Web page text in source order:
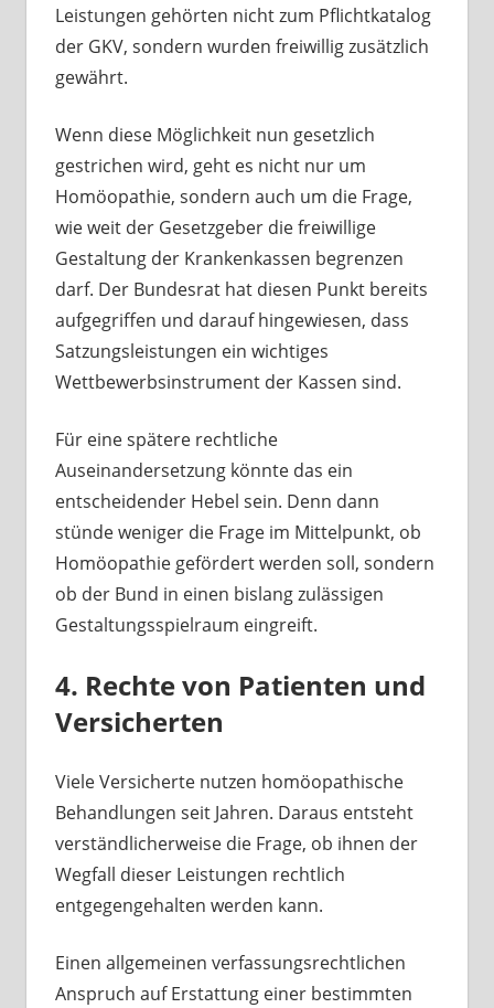
Leistungen gehörten nicht zum Pflichtkatalog
der GKV, sondern wurden freiwillig zusätzlich
gewährt.
Wenn diese Möglichkeit nun gesetzlich
gestrichen wird, geht es nicht nur um
Homöopathie, sondern auch um die Frage,
wie weit der Gesetzgeber die freiwillige
Gestaltung der Krankenkassen begrenzen
darf. Der Bundesrat hat diesen Punkt bereits
aufgegriffen und darauf hingewiesen, dass
Satzungsleistungen ein wichtiges
Wettbewerbsinstrument der Kassen sind.
Für eine spätere rechtliche
Auseinandersetzung könnte das ein
entscheidender Hebel sein. Denn dann
stünde weniger die Frage im Mittelpunkt, ob
Homöopathie gefördert werden soll, sondern
ob der Bund in einen bislang zulässigen
Gestaltungsspielraum eingreift.
4. Rechte von Patienten und
Versicherten
Viele Versicherte nutzen homöopathische
Behandlungen seit Jahren. Daraus entsteht
verständlicherweise die Frage, ob ihnen der
Wegfall dieser Leistungen rechtlich
entgegengehalten werden kann.
Einen allgemeinen verfassungsrechtlichen
Anspruch auf Erstattung einer bestimmten